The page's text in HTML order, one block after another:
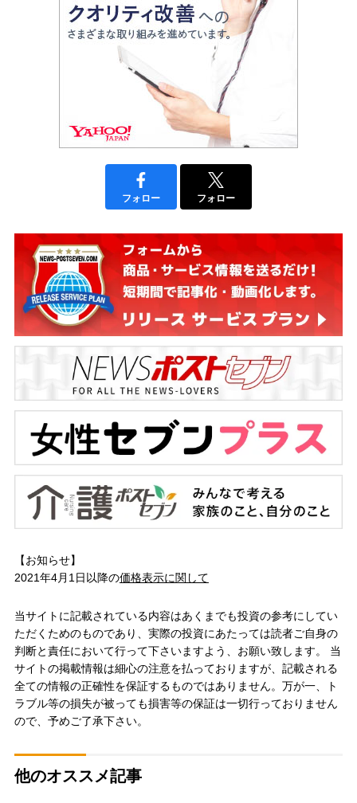
フォロー フォロー
【お知らせ】
2021年4月1日以降の価格表示に関して
当サイトに記載されている内容はあくまでも投資の参考にしてい
ただくためのものであり、実際の投資にあたっては読者ご自身の
判断と責任において行って下さいますよう、お願い致します。 当
サイトの掲載情報は細心の注意を払っておりますが、記載される
全ての情報の正確性を保証するものではありません。万が一、ト
ラブル等の損失が被っても損害等の保証は一切行っておりません
ので、予めご了承下さい。
他のオススメ記事